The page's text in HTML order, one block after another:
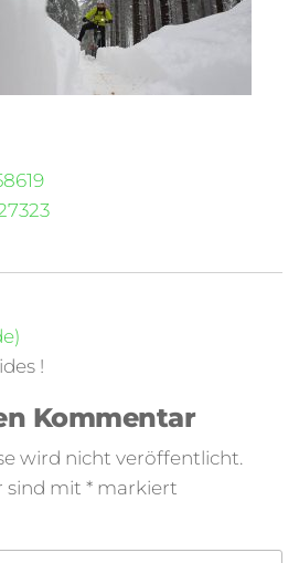
!
Kommentar
wird nicht veröffentlicht.
sind mit * markiert